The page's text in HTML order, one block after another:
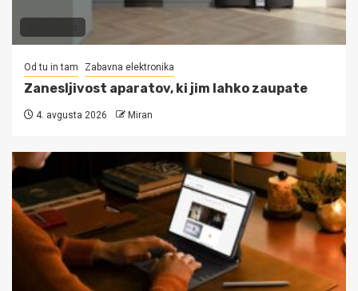
Od tu in tam Zabavna elektronika
Zanesljivost aparatov, ki jim lahko zaupate
4. avgusta 2026 Miran